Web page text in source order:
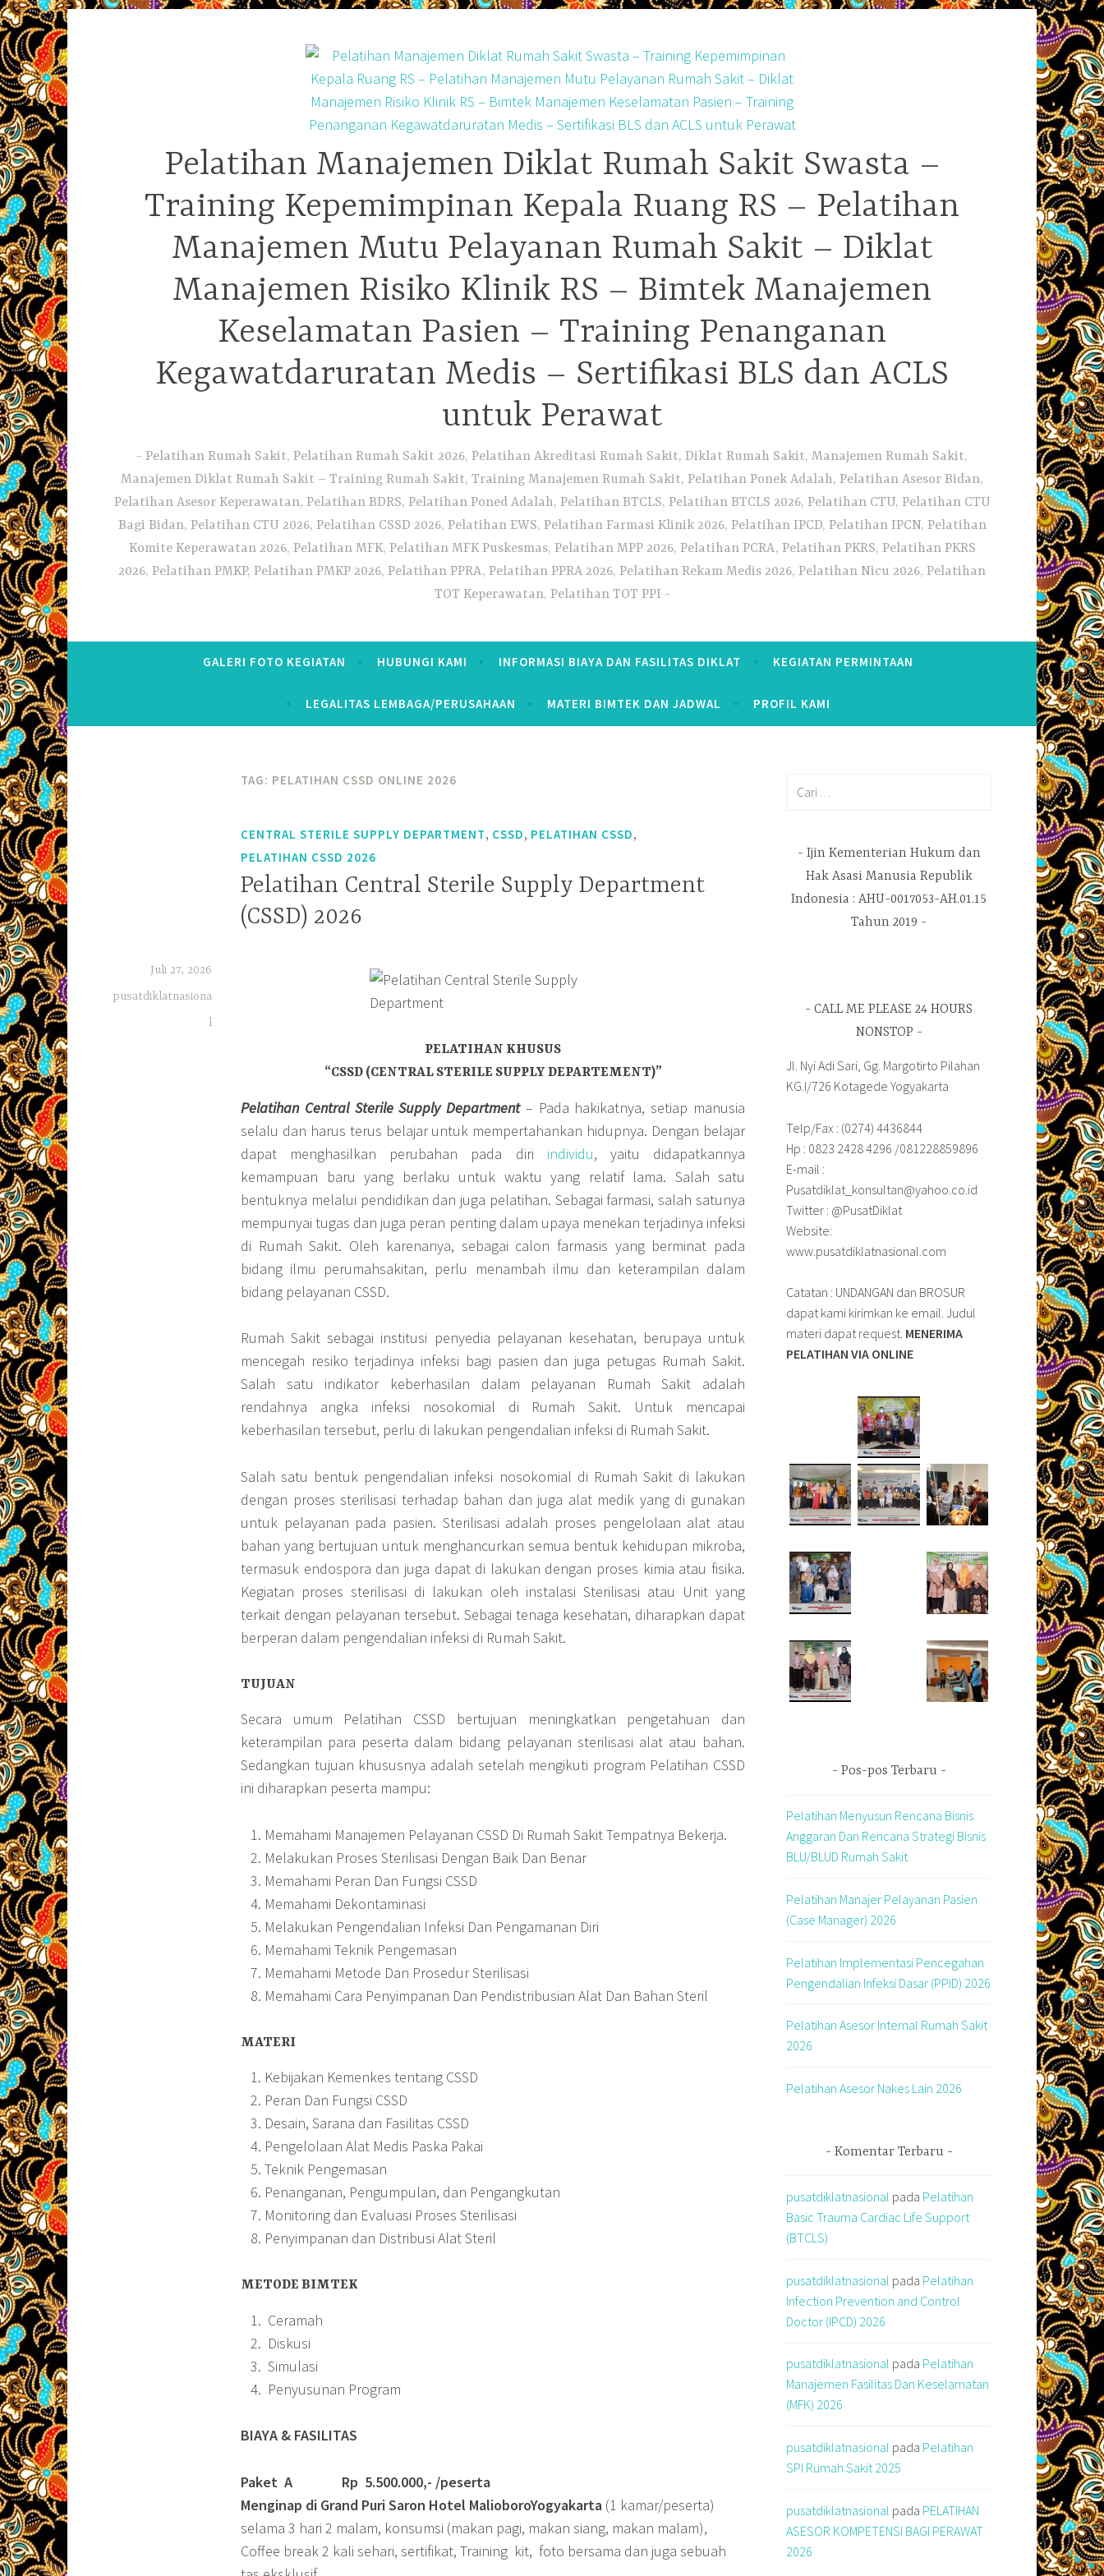
Skip
to
content
Pelatihan Manajemen Diklat Rumah Sakit Swasta –
Training Kepemimpinan Kepala Ruang RS – Pelatihan
Manajemen Mutu Pelayanan Rumah Sakit – Diklat
Manajemen Risiko Klinik RS – Bimtek Manajemen
Keselamatan Pasien – Training Penanganan
Kegawatdaruratan Medis – Sertifikasi BLS dan ACLS
untuk Perawat
Pelatihan Rumah Sakit, Pelatihan Rumah Sakit 2026, Pelatihan Akreditasi Rumah Sakit, Diklat Rumah Sakit, Manajemen Rumah Sakit,
Manajemen Diklat Rumah Sakit – Training Rumah Sakit, Training Manajemen Rumah Sakit, Pelatihan Ponek Adalah, Pelatihan Asesor Bidan,
Pelatihan Asesor Keperawatan, Pelatihan BDRS, Pelatihan Poned Adalah, Pelatihan BTCLS, Pelatihan BTCLS 2026, Pelatihan CTU, Pelatihan CTU
Bagi Bidan, Pelatihan CTU 2026, Pelatihan CSSD 2026, Pelatihan EWS, Pelatihan Farmasi Klinik 2026, Pelatihan IPCD, Pelatihan IPCN, Pelatihan
Komite Keperawatan 2026, Pelatihan MFK, Pelatihan MFK Puskesmas, Pelatihan MPP 2026, Pelatihan PCRA, Pelatihan PKRS, Pelatihan PKRS
2026, Pelatihan PMKP, Pelatihan PMKP 2026, Pelatihan PPRA, Pelatihan PPRA 2026, Pelatihan Rekam Medis 2026, Pelatihan Nicu 2026, Pelatihan
TOT Keperawatan, Pelatihan TOT PPI
GALERI FOTO KEGIATAN HUBUNGI KAMI INFORMASI BIAYA DAN FASILITAS DIKLAT KEGIATAN PERMINTAAN
LEGALITAS LEMBAGA/PERUSAHAAN MATERI BIMTEK DAN JADWAL PROFIL KAMI
TAG: PELATIHAN CSSD ONLINE 2026
CENTRAL STERILE SUPPLY DEPARTMENT, CSSD, PELATIHAN CSSD,
PELATIHAN CSSD 2026
Pelatihan Central Sterile Supply Department
(CSSD) 2026
Juli 27, 2026
pusatdiklatnasiona
l
PELATIHAN KHUSUS
“CSSD (CENTRAL STERILE SUPPLY DEPARTEMENT)”
Pelatihan Central Sterile Supply Department– Pada hakikatnya, setiap manusia
selalu dan harus terus belajar untuk mempertahankan hidupnya. Dengan belajar
dapat menghasilkan perubahan pada diri individu, yaitu didapatkannya
kemampuan baru yang berlaku untuk waktu yang relatif lama. Salah satu
bentuknya melalui pendidikan dan juga pelatihan. Sebagai farmasi, salah satunya
mempunyai tugas dan juga peran penting dalam upaya menekan terjadinya infeksi
di Rumah Sakit. Oleh karenanya, sebagai calon farmasis yang berminat pada
bidang ilmu perumahsakitan, perlu menambah ilmu dan keterampilan dalam
bidang pelayanan CSSD.
Rumah Sakit sebagai institusi penyedia pelayanan kesehatan, berupaya untuk
mencegah resiko terjadinya infeksi bagi pasien dan juga petugas Rumah Sakit.
Salah satu indikator keberhasilan dalam pelayanan Rumah Sakit adalah
rendahnya angka infeksi nosokomial di Rumah Sakit. Untuk mencapai
keberhasilan tersebut, perlu di lakukan pengendalian infeksi di Rumah Sakit.
Salah satu bentuk pengendalian infeksi nosokomial di Rumah Sakit di lakukan
dengan proses sterilisasi terhadap bahan dan juga alat medik yang di gunakan
untuk pelayanan pada pasien. Sterilisasi adalah proses pengelolaan alat atau
bahan yang bertujuan untuk menghancurkan semua bentuk kehidupan mikroba,
termasuk endospora dan juga dapat di lakukan dengan proses kimia atau fisika.
Kegiatan proses sterilisasi di lakukan oleh instalasi Sterilisasi atau Unit yang
terkait dengan pelayanan tersebut. Sebagai tenaga kesehatan, diharapkan dapat
berperan dalam pengendalian infeksi di Rumah Sakit.
TUJUAN
Secara umum Pelatihan CSSD bertujuan meningkatkan pengetahuan dan
keterampilan para peserta dalam bidang pelayanan sterilisasi alat atau bahan.
Sedangkan tujuan khususnya adalah setelah mengikuti program Pelatihan CSSD
ini diharapkan peserta mampu:
Memahami Manajemen Pelayanan CSSD Di Rumah Sakit Tempatnya Bekerja.
Melakukan Proses Sterilisasi Dengan Baik Dan Benar
Memahami Peran Dan Fungsi CSSD
Memahami Dekontaminasi
Melakukan Pengendalian Infeksi Dan Pengamanan Diri
Memahami Teknik Pengemasan
Memahami Metode Dan Prosedur Sterilisasi
Memahami Cara Penyimpanan Dan Pendistribusian Alat Dan Bahan Steril
MATERI
Kebijakan Kemenkes tentang CSSD
Peran Dan Fungsi CSSD
Desain, Sarana dan Fasilitas CSSD
Pengelolaan Alat Medis Paska Pakai
Teknik Pengemasan
Penanganan, Pengumpulan, dan Pengangkutan
Monitoring dan Evaluasi Proses Sterilisasi
Penyimpanan dan Distribusi Alat Steril
METODE BIMTEK
Ceramah
Diskusi
Simulasi
Penyusunan Program
BIAYA & FASILITAS
Paket A Rp 5.500.000,- /peserta
Menginap di Grand Puri Saron Hotel MalioboroYogyakarta (1 kamar/peserta)
selama 3 hari 2 malam, konsumsi (makan pagi, makan siang, makan malam),
Coffee break 2 kali sehari, sertifikat, Training kit, foto bersama dan juga sebuah
Ijin Kementerian Hukum dan
Hak Asasi Manusia Republik
Indonesia : AHU-0017053-AH.01.15
Tahun 2019
CALL ME PLEASE 24 HOURS
NONSTOP
Jl. Nyi Adi Sari, Gg. Margotirto Pilahan
KG.I/726 Kotagede Yogyakarta
Telp/Fax : (0274) 4436844
Hp : 0823 2428 4296 /081228859896
E-mail :
Pusatdiklat_konsultan@yahoo.co.id
Twitter : @PusatDiklat
Website:
www.pusatdiklatnasional.com
Catatan : UNDANGAN dan BROSUR
dapat kami kirimkan ke email. Judul
materi dapat request. MENERIMA
PELATIHAN VIA ONLINE
Pos-pos Terbaru
Pelatihan Menyusun Rencana Bisnis
Anggaran Dan Rencana Strategi Bisnis
BLU/BLUD Rumah Sakit
Pelatihan Manajer Pelayanan Pasien
(Case Manager) 2026
Pelatihan Implementasi Pencegahan
Pengendalian Infeksi Dasar (PPID) 2026
Pelatihan Asesor Internal Rumah Sakit
2026
Pelatihan Asesor Nakes Lain 2026
Komentar Terbaru
pusatdiklatnasional pada Pelatihan
Basic Trauma Cardiac Life Support
(BTCLS)
pusatdiklatnasional pada Pelatihan
Infection Prevention and Control
Doctor (IPCD) 2026
pusatdiklatnasional pada Pelatihan
Manajemen Fasilitas Dan Keselamatan
(MFK) 2026
pusatdiklatnasional pada Pelatihan
SPI Rumah Sakit 2025
pusatdiklatnasional pada PELATIHAN
ASESOR KOMPETENSI BAGI PERAWAT
2026